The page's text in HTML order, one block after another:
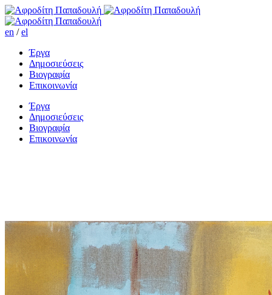
en /el
Έργα
Δημοσιεύσεις
Βιογραφία
Επικοινωνία
Έργα
Δημοσιεύσεις
Βιογραφία
Επικοινωνία
Μεθυσμένο κορίτσι